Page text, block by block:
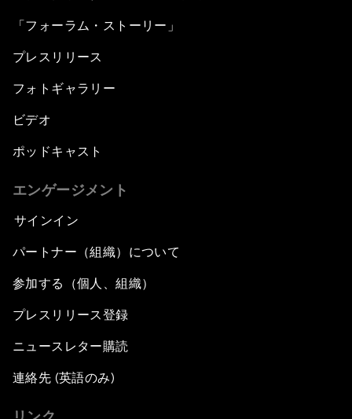
「フォーラム・ストーリー」
プレスリリース
フォトギャラリー
ビデオ
ポッドキャスト
エンゲージメント
サインイン
パートナー（組織）について
参加する（個人、組織）
プレスリリース登録
ニュースレター購読
連絡先 (英語のみ)